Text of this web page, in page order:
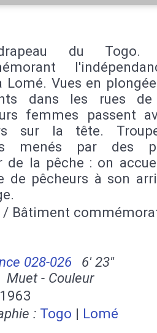
du Togo.
Lomé. Vues en
dans les rues de
femmes passent
sur la tête.
menés par des
de la pêche : on
de pêcheurs à son
/ Bâtiment
028-026
6' 23''
Muet - Couleur
1963
: Togo | Lomé